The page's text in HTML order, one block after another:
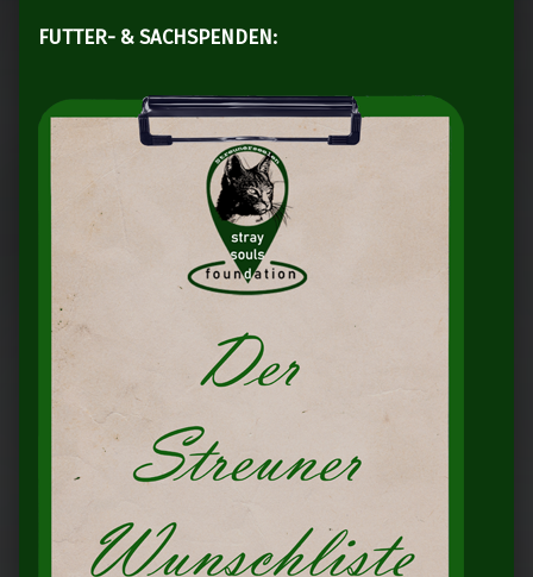
FUTTER- & SACHSPENDEN: